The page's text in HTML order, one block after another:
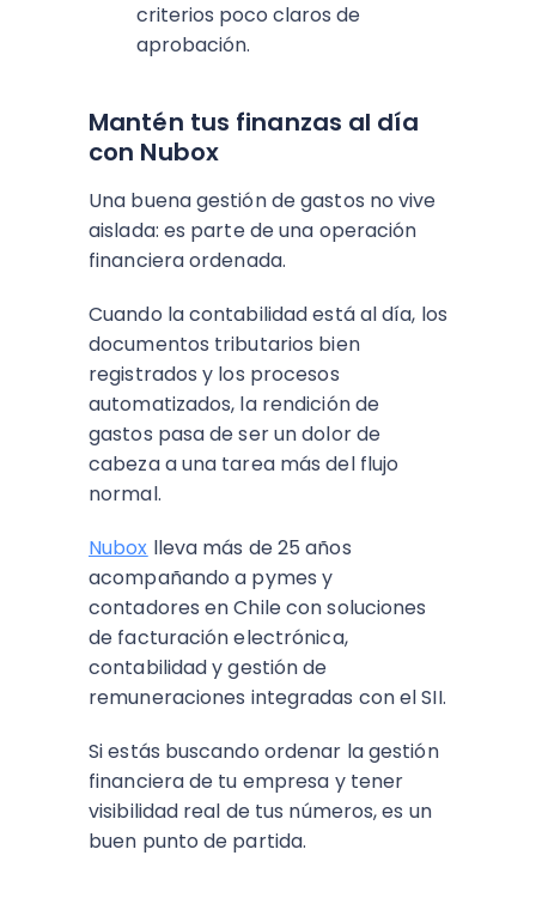
criterios poco claros de
aprobación.
Mantén tus finanzas al día
con Nubox
Una buena gestión de gastos no vive
aislada: es parte de una operación
financiera ordenada.
Cuando la contabilidad está al día, los
documentos tributarios bien
registrados y los procesos
automatizados, la rendición de
gastos pasa de ser un dolor de
cabeza a una tarea más del flujo
normal.
Nubox lleva más de 25 años
acompañando a pymes y
contadores en Chile con soluciones
de facturación electrónica,
contabilidad y gestión de
remuneraciones integradas con el SII.
Si estás buscando ordenar la gestión
financiera de tu empresa y tener
visibilidad real de tus números, es un
buen punto de partida.